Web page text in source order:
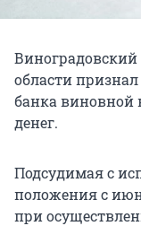
области
банка виновной
денег.
Подсудимая с
положения с
при